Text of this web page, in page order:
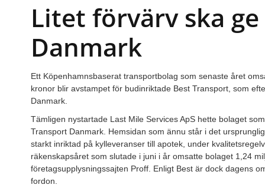
Litet förvärv ska
Danmark
Ett Köpenhamnsbaserat transportbolag som senaste året
kronor blir avstampet för budinriktade Best Transport, som
Danmark.
Tämligen nystartade Last Mile Services ApS hette bolaget
Transport Danmark. Hemsidan som ännu står i det
starkt inriktad på kylleveranser till apotek, under
räkenskapsåret som slutade i juni i år omsatte bolaget 1,24
företagsupplysningssajten Proff. Enligt Best är dock dagens
fordon.